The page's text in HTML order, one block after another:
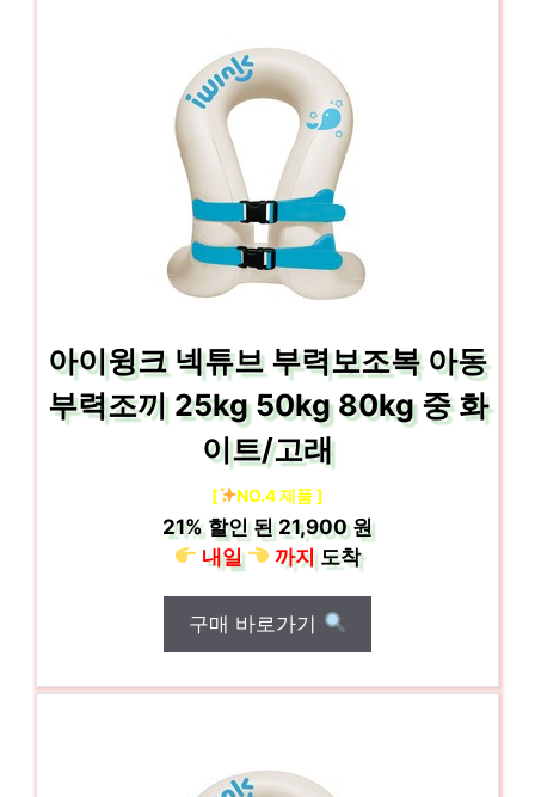
아이윙크 넥튜브 부력보조복 아동
부력조끼 25kg 50kg 80kg 중 화
이트/고래
[ NO.4 제품 ]
21% 할인 된21,900 원
내일
까지도착
구매 바로가기